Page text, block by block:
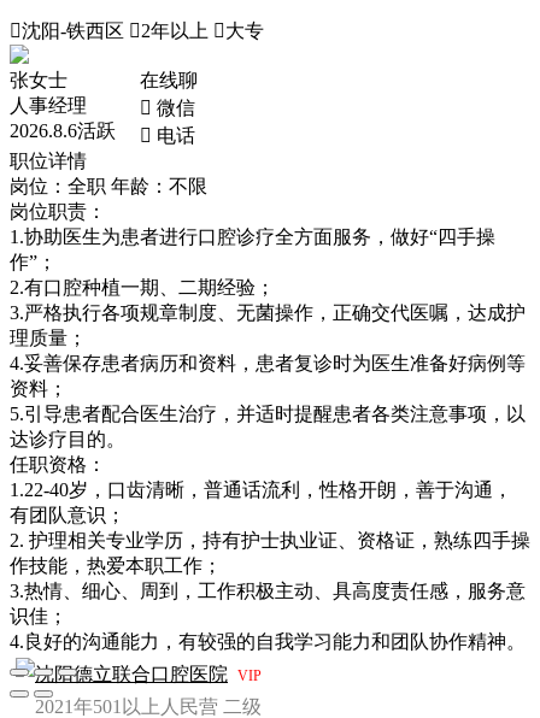
沈阳-铁西区 2年以上 大专
张女士
人事经理
2026.8.6活跃
在线聊
 微信
 电话
职位详情
岗位：全职 年龄：不限
岗位职责：
1.协助医生为患者进行口腔诊疗全方面服务，做好“四手操
作”；
2.有口腔种植一期、二期经验；
3.严格执行各项规章制度、无菌操作，正确交代医嘱，达成护
理质量；
4.妥善保存患者病历和资料，患者复诊时为医生准备好病例等
资料；
5.引导患者配合医生治疗，并适时提醒患者各类注意事项，以
达诊疗目的。
任职资格：
1.22-40岁，口齿清晰，普通话流利，性格开朗，善于沟通，
有团队意识；
2. 护理相关专业学历，持有护士执业证、资格证，熟练四手操
作技能，热爱本职工作；
3.热情、细心、周到，工作积极主动、具高度责任感，服务意
识佳；
4.良好的沟通能力，有较强的自我学习能力和团队协作精神。
沈阳德立联合口腔医院
VIP
2021年501以上人 民营 二级